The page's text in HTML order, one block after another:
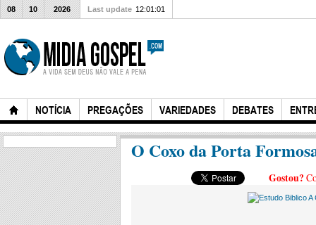
NOTÍCIA PREGAÇÕES VARIEDADES DEBATES
08 10 2026 Last update 12:01:01
O Coxo da Porta
Gostou?